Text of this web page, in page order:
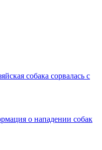
собака сорвалась с
о нападении собак